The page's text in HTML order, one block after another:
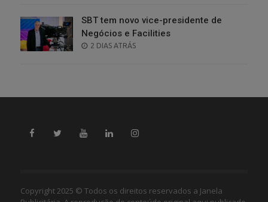
SBT tem novo vice-presidente de
Negócios e Facilities
POSTED
2 DIAS ATRÁS
Copyright 2025 © Todos os direitos reservados a Janela